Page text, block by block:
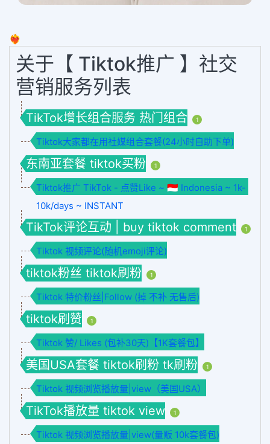
❤️‍🔥
关于【 Tiktok推广 】社交
营销服务列表
TikTok增长组合服务 热门组合 1
Tiktok大家都在用社媒组合套餐(24小时自助下单)
东南亚套餐 tiktok买粉 1
Tiktok推广 TikTok - 点赞Like ~ 🇮🇩 Indonesia ~ 1k-
10k/days ~ INSTANT
TikTok评论互动 | buy tiktok comment 1
Tiktok 视频评论(随机emoji评论)
tiktok粉丝 tiktok刷粉 1
Tiktok 特价粉丝|Follow (掉 不补 无售后)
tiktok刷赞 1
Tiktok 赞/ Likes (包补30天)【1K套餐包】
美国USA套餐 tiktok刷粉 tk刷粉 1
Tiktok 视频浏览播放量|view（美国USA）
TikTok播放量 tiktok view 1
Tiktok 视频浏览播放量|view(量贩 10k套餐包)